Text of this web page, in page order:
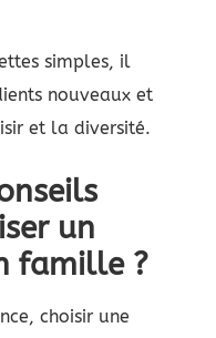
simples, il
nouveaux et
et la diversité.
un
famille ?
choisir une